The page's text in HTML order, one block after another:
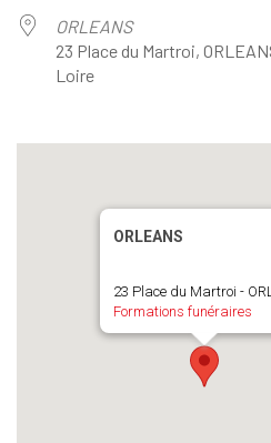
ORLEANS
23 Place du Martroi,
Loire
ORLEANS
23 Place du Martroi -
Formations funéraires